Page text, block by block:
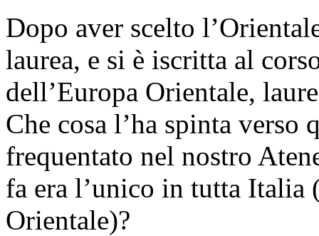
Dopo aver scelto
laurea, e si è iscritta al
dell’Europa Orientale,
Che cosa l’ha spinta verso
frequentato nel nostro
fa era l’unico in tutta Italia
Orientale)?